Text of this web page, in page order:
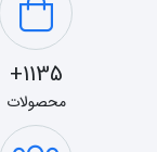
1135+
محصولات